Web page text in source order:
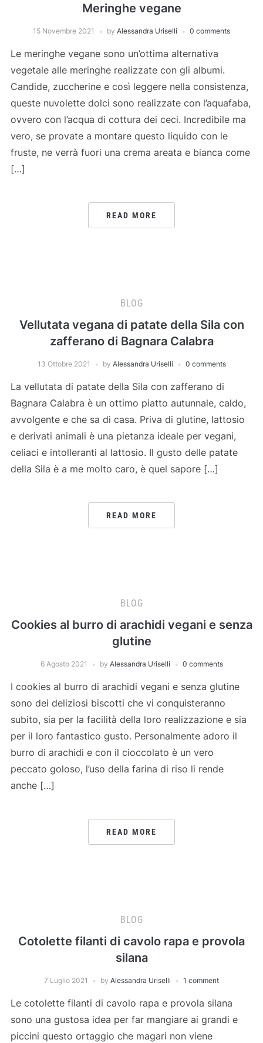
Meringhe vegane
15 Novembre 2021 by Alessandra Uriselli 0 comments
Le meringhe vegane sono un’ottima alternativa
vegetale alle meringhe realizzate con gli albumi.
Candide, zuccherine e così leggere nella consistenza,
queste nuvolette dolci sono realizzate con l’aquafaba,
ovvero con l’acqua di cottura dei ceci. Incredibile ma
vero, se provate a montare questo liquido con le
fruste, ne verrà fuori una crema areata e bianca come
[…]
READ MORE
BLOG
Vellutata vegana di patate della Sila con
zafferano di Bagnara Calabra
13 Ottobre 2021 by Alessandra Uriselli 0 comments
La vellutata di patate della Sila con zafferano di
Bagnara Calabra è un ottimo piatto autunnale, caldo,
avvolgente e che sa di casa. Priva di glutine, lattosio
e derivati animali è una pietanza ideale per vegani,
celiaci e intolleranti al lattosio. Il gusto delle patate
della Sila è a me molto caro, è quel sapore […]
READ MORE
BLOG
Cookies al burro di arachidi vegani e senza
glutine
6 Agosto 2021 by Alessandra Uriselli 0 comments
I cookies al burro di arachidi vegani e senza glutine
sono dei deliziosi biscotti che vi conquisteranno
subito, sia per la facilità della loro realizzazione e sia
per il loro fantastico gusto. Personalmente adoro il
burro di arachidi e con il cioccolato è un vero
peccato goloso, l’uso della farina di riso li rende
anche […]
READ MORE
BLOG
Cotolette filanti di cavolo rapa e provola
silana
7 Luglio 2021 by Alessandra Uriselli 1 comment
Le cotolette filanti di cavolo rapa e provola silana
sono una gustosa idea per far mangiare ai grandi e
piccini questo ortaggio che magari non viene